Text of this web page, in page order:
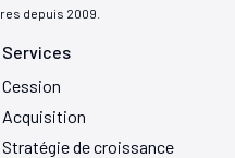
depuis 2009.
Services
Cession
Acquisition
Stratégie de croissance